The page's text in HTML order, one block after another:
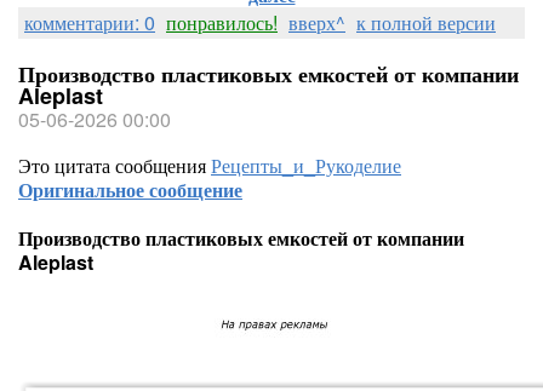
комментарии: 0 понравилось! вверх^ к полной версии
Производство пластиковых емкостей от компании
Aleplast
05-06-2026 00:00
Это цитата сообщенияРецепты_и_Рукоделие
Оригинальное сообщение
Производство пластиковых емкостей от компании
Aleplast